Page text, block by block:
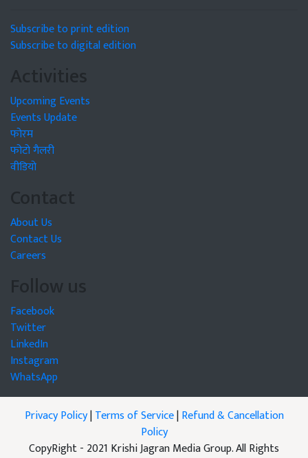
Subscribe to print edition
Subscribe to digital edition
Activities
Upcoming Events
Events Update
फोरम
फोटो गैलरी
वीडियो
Contact
About Us
Contact Us
Careers
Follow us
Facebook
Twitter
LinkedIn
Instagram
WhatsApp
Privacy Policy|Terms of Service|Refund & Cancellation
Policy
CopyRight - 2021 Krishi Jagran Media Group. All Rights